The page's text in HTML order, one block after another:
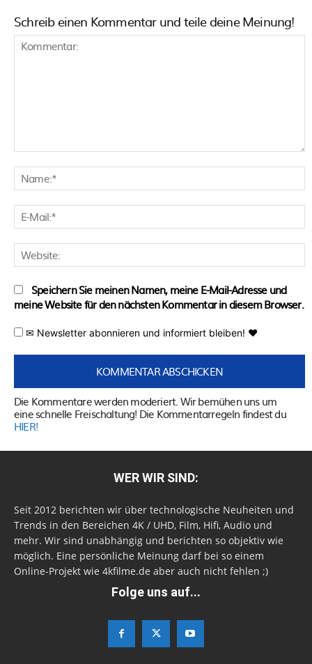
Schreib einen Kommentar und teile deine Meinung!
Speichern Sie meinen Namen, meine E-Mail-Adresse und
meine Website für den nächsten Kommentar in diesem Browser.
✉ Newsletter abonnieren und informiert bleiben! ♥
Die Kommentare werden moderiert. Wir bemühen uns um
eine schnelle Freischaltung! Die Kommentarregeln findest du
HIER!
WER WIR SIND:
Seit 2012 berichten wir über technologische Neuheiten und
Trends in den Bereichen 4K / UHD, Film, Hifi, Audio und
mehr. Wir sind unabhängig und berichten so objektiv wie
möglich. Eine persönliche Meinung darf bei so einem
Online-Projekt wie 4kfilme.de aber auch nicht fehlen ;)
Folge uns auf...